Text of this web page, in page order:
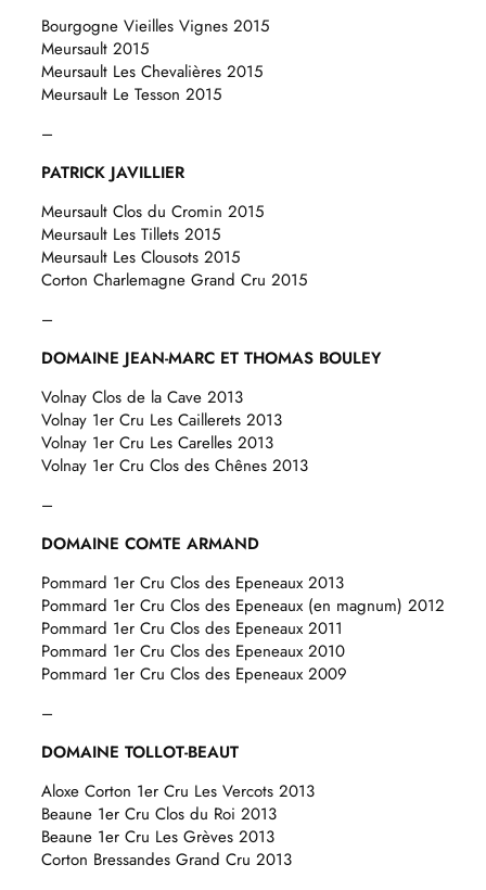
Bourgogne Vieilles Vignes 2015
Meursault 2015
Meursault Les Chevalières 2015
Meursault Le Tesson 2015
–
PATRICK JAVILLIER
Meursault Clos du Cromin 2015
Meursault Les Tillets 2015
Meursault Les Clousots 2015
Corton Charlemagne Grand Cru 2015
–
DOMAINE JEAN-MARC ET THOMAS BOULEY
Volnay Clos de la Cave 2013
Volnay 1er Cru Les Caillerets 2013
Volnay 1er Cru Les Carelles 2013
Volnay 1er Cru Clos des Chênes 2013
–
DOMAINE COMTE ARMAND
Pommard 1er Cru Clos des Epeneaux 2013
Pommard 1er Cru Clos des Epeneaux (en magnum) 2012
Pommard 1er Cru Clos des Epeneaux 2011
Pommard 1er Cru Clos des Epeneaux 2010
Pommard 1er Cru Clos des Epeneaux 2009
–
DOMAINE TOLLOT-BEAUT
Aloxe Corton 1er Cru Les Vercots 2013
Beaune 1er Cru Clos du Roi 2013
Beaune 1er Cru Les Grèves 2013
Corton Bressandes Grand Cru 2013